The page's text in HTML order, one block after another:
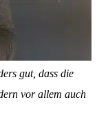
gut, dass die
vor allem auch